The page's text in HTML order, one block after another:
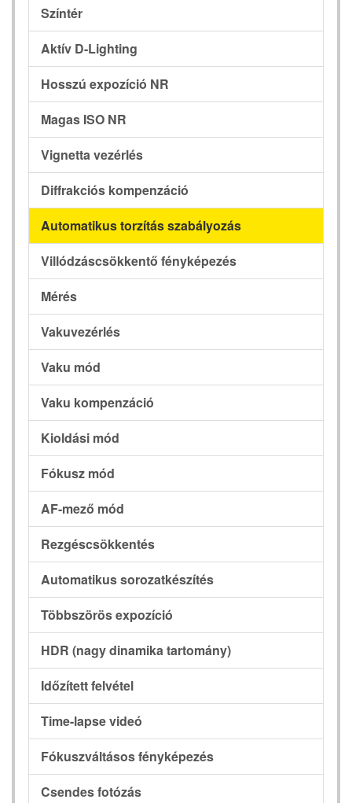
Színtér
Aktív D-Lighting
Hosszú expozíció NR
Magas ISO NR
Vignetta vezérlés
Diffrakciós kompenzáció
Automatikus torzítás szabályozás
Villódzáscsökkentő fényképezés
Mérés
Vakuvezérlés
Vaku mód
Vaku kompenzáció
Kioldási mód
Fókusz mód
AF-mező mód
Rezgéscsökkentés
Automatikus sorozatkészítés
Többszörös expozíció
HDR (nagy dinamika tartomány)
Időzített felvétel
Time-lapse videó
Fókuszváltásos fényképezés
Csendes fotózás